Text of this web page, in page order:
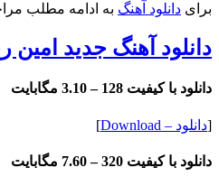
برای دانلود آهنگ به ادامه مطلب
دانلود آهنگ جدید امین
دانلود با کیفیت 128 – 3.10 مگابایت
[دانلود – Download ]
دانلود با کیفیت 320 – 7.60 مگابایت